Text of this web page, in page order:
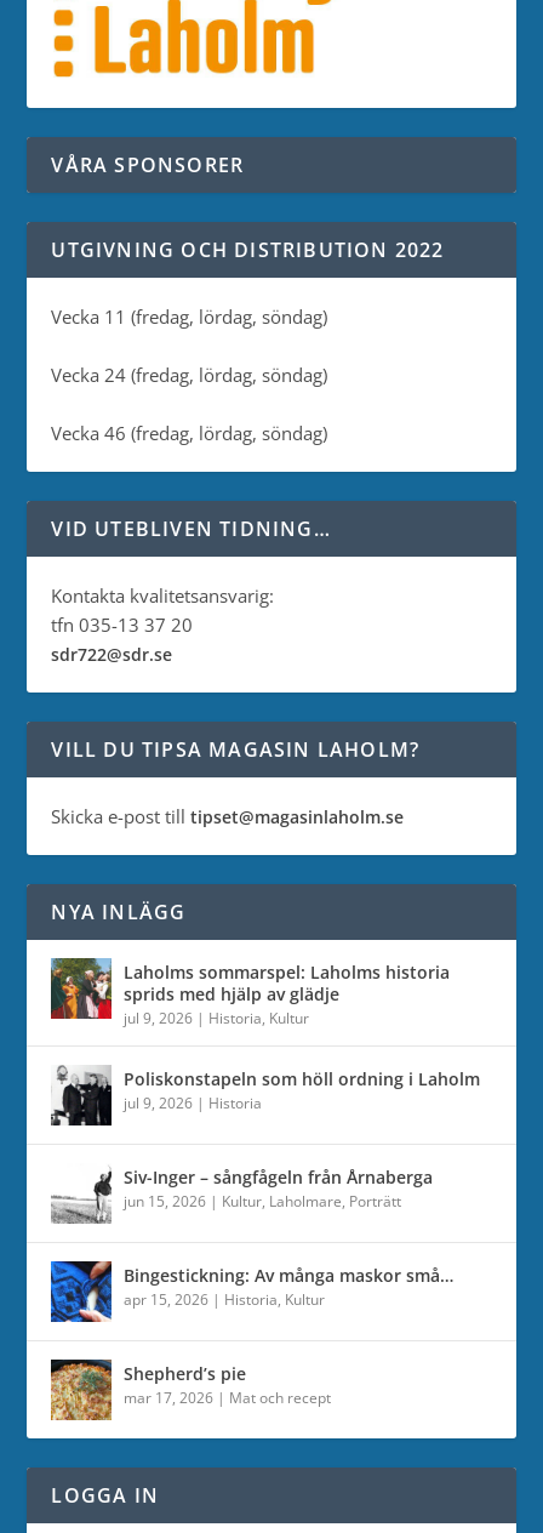
VÅRA SPONSORER
UTGIVNING OCH DISTRIBUTION 2022
Vecka 11 (fredag, lördag, söndag)
Vecka 24 (fredag, lördag, söndag)
Vecka 46 (fredag, lördag, söndag)
VID UTEBLIVEN TIDNING…
Kontakta kvalitetsansvarig:
tfn 035-13 37 20
sdr722@sdr.se
VILL DU TIPSA MAGASIN LAHOLM?
Skicka e-post tilltipset@magasinlaholm.se
NYA INLÄGG
Laholms sommarspel: Laholms historia
sprids med hjälp av glädje
jul 9, 2026 | Historia, Kultur
Poliskonstapeln som höll ordning i Laholm
jul 9, 2026 | Historia
Siv-Inger – sångfågeln från Årnaberga
jun 15, 2026 | Kultur, Laholmare, Porträtt
Bingestickning: Av många maskor små…
apr 15, 2026 | Historia, Kultur
Shepherd’s pie
mar 17, 2026 | Mat och recept
LOGGA IN